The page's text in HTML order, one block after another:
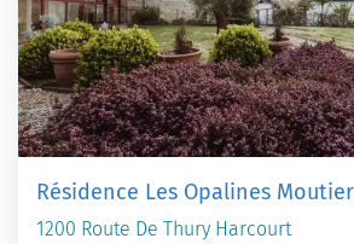
Résidence Les Opalines
1200 Route De Thury Harcourt